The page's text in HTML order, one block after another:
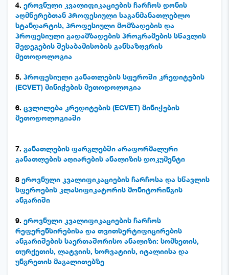
4. ეროვნული კვალიფიკაციების ჩარჩოს დონის
აღმწერებთან პროფესიული საგანმანათლებლო
სტანდარტის, პროფესიული მომზადების და
პროფესიული გადამზადების პროგრამების სწავლის
შედეგების შესაბამისობის განსაზღვრის
მეთოდოლოგია
5. პროფესიული განათლების სფეროში კრედიტების
(ECVET) მინიჭების მეთოდოლოგია
6. ცვლილება კრედიტების (ECVET) მინიჭების
მეთოდოლოგიაში
7. განათლების ფარგლებში არაფორმალური
განათლების აღიარების ანალიზის დოკუმენტი
8 ეროვნული კვალიფიკაციების ჩარჩოსა და სწავლის
სფეროების კლასიფიკატორის მონიტორინგის
ანგარიში
9. ეროვნული კვალიფიკაციების ჩარჩოს
რეფერენსირებისა და თვითსერტიფიცირების
ანგარიშების საერთაშორისო ანალიზი: სომხეთის,
თურქეთის, ლატვიის, ხორვატიის, იტალიისა და
უნგრეთის მაგალითებზე